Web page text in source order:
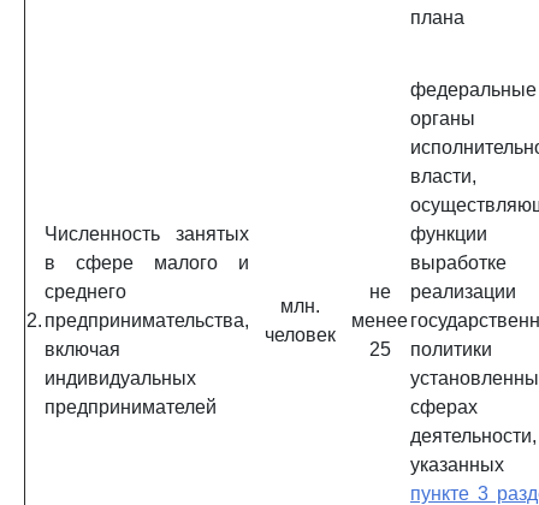
плана
2.
Численность занятых
в сфере малого и
среднего
предпринимательства,
включая
индивидуальных
предпринимателей
млн.
человек
не
менее
25
федеральные
органы
власти,
функции
реализации
сферах
деятельности,
пункте 3